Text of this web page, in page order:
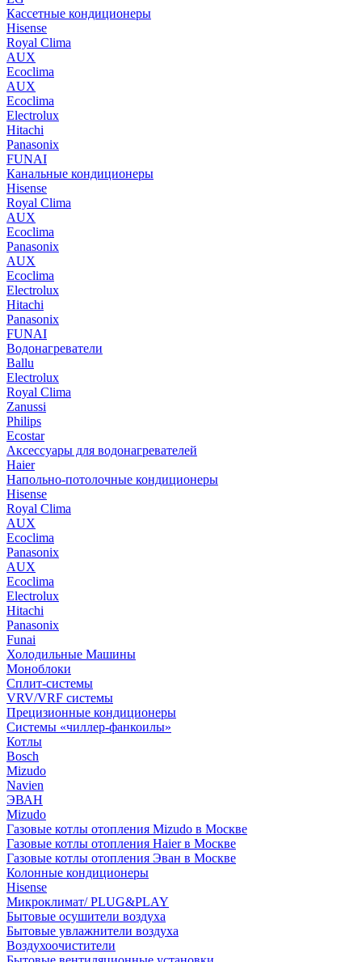
Кассетные кондиционеры
Hisense
Royal Clima
AUX
Ecoclima
AUX
Ecoclima
Electrolux
Hitachi
Panasonix
FUNAI
Канальные кондиционеры
Hisense
Royal Clima
AUX
Ecoclima
Panasonix
AUX
Ecoclima
Electrolux
Hitachi
Panasonix
FUNAI
Водонагреватели
Ballu
Electrolux
Royal Clima
Zanussi
Philips
Ecostar
Аксессуары для водонагревателей
Haier
Напольно-потолочные кондиционеры
Hisense
Royal Clima
AUX
Ecoclima
Panasonix
AUX
Ecoclima
Electrolux
Hitachi
Panasonix
Funai
Холодильные Машины
Моноблоки
Сплит-системы
VRV/VRF системы
Прецизионные кондиционеры
Системы «чиллер-фанкоилы»
Котлы
Bosch
Mizudo
Navien
ЭВАН
Mizudo
Газовые котлы отопления Mizudo в Москве
Газовые котлы отопления Haier в Москве
Газовые котлы отопления Эван в Москве
Колонные кондиционеры
Hisense
Микроклимат/ PLUG&PLAY
Бытовые осушители воздуха
Бытовые увлажнители воздуха
Воздухоочистители